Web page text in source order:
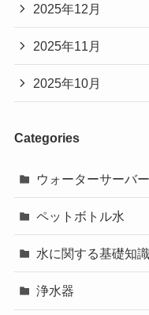
2025年12月
2025年11月
2025年10月
Categories
ウォーターサーバー
ペットボトル水
水に関する基礎知識
浄水器